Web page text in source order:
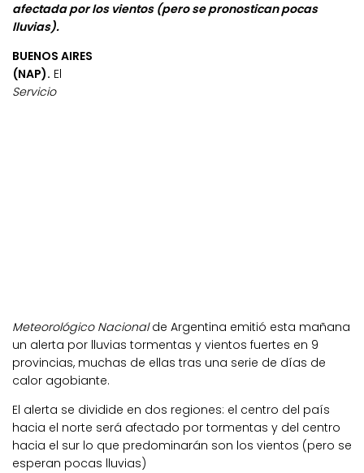
afectada por los vientos (pero se pronostican pocas
lluvias).
BUENOS AIRES
(NAP). El
Servicio
Meteorológico Nacionalde Argentina emitió esta mañana
un alerta por lluvias tormentas y vientos fuertes en 9
provincias, muchas de ellas tras una serie de días de
calor agobiante.
El alerta se dividide en dos regiones: el centro del país
hacia el norte será afectado por tormentas y del centro
hacia el sur lo que predominarán son los vientos (pero se
esperan pocas lluvias)